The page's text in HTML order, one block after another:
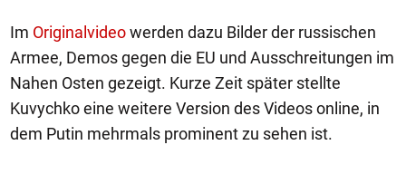
Im Originalvideowerden dazu Bilder der russischen
Armee, Demos gegen die EU und Ausschreitungen im
Nahen Osten gezeigt. Kurze Zeit später stellte
Kuvychko eine weitere Version des Videos online, in
dem Putin mehrmals prominent zu sehen ist.